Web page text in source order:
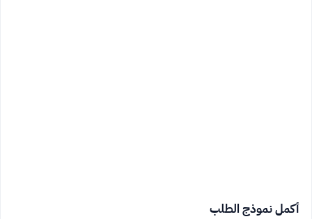
أكمل نموذج الطلب